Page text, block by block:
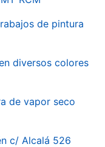
de pintura
diversos colores
de vapor seco
c/ Alcalá 526